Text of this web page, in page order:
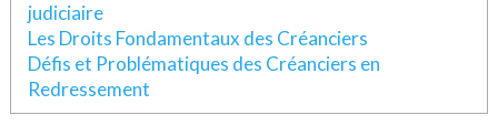
judiciaire
Les Droits Fondamentaux des Créanciers
Défis et Problématiques des Créanciers en
Redressement